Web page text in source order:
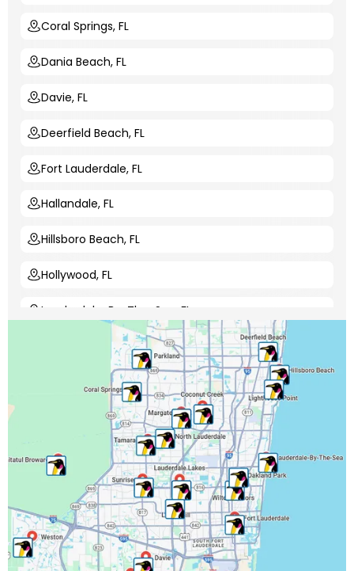
Coral Springs, FL
Dania Beach, FL
Davie, FL
Deerfield Beach, FL
Fort Lauderdale, FL
Hallandale, FL
Hillsboro Beach, FL
Hollywood, FL
Lauderdale-By-The-Sea, FL
Lauderdale Lakes, FL
Lauderhill, FL
Lighthouse Point, FL
Margate, FL
Miramar, FL
North Lauderdale, FL
Oakland Park, FL